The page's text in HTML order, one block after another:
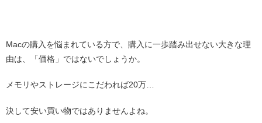
Macの購入を悩まれている方で、購入に一歩踏み出せない大きな理
由は、「価格」ではないでしょうか。
メモリやストレージにこだわれば20万…
決して安い買い物ではありませんよね。